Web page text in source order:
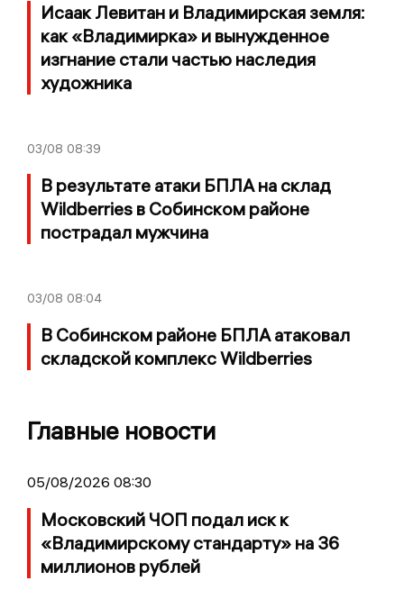
Исаак Левитан и Владимирская земля:
как «Владимирка» и вынужденное
изгнание стали частью наследия
художника
03/08 08:39
В результате атаки БПЛА на склад
Wildberries в Собинском районе
пострадал мужчина
03/08 08:04
В Собинском районе БПЛА атаковал
складской комплекс Wildberries
Главные новости
05/08/2026 08:30
Московский ЧОП подал иск к
«Владимирскому стандарту» на 36
миллионов рублей